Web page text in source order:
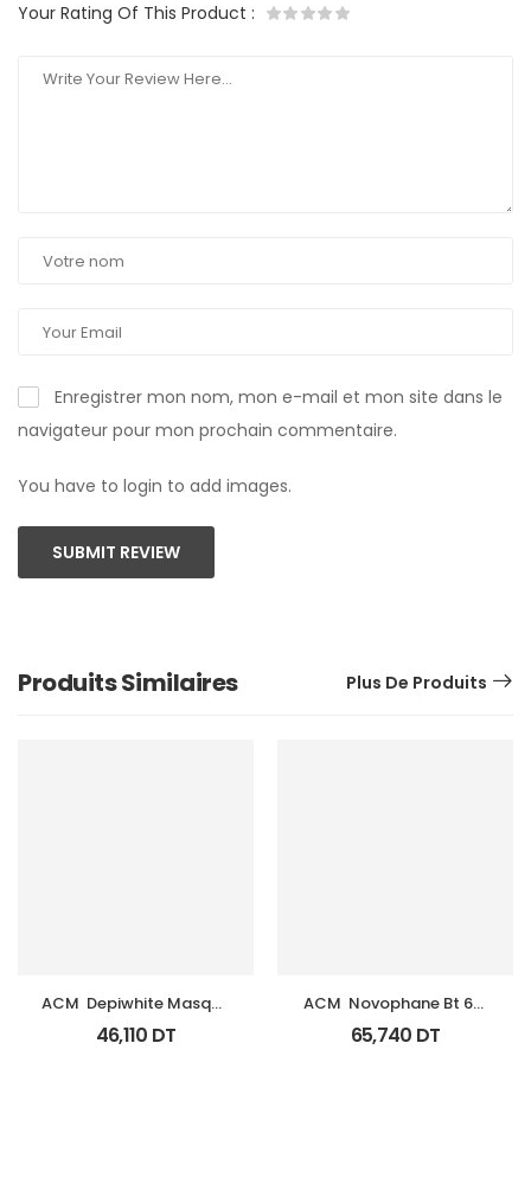
Your Rating Of This Product :
Enregistrer mon nom, mon e-mail et mon site dans le
navigateur pour mon prochain commentaire.
You have to login to add images.
SUBMIT REVIEW
Produits Similaires Plus De Produits
ACM  Depiwhite Masque
Tb 40Ml
46,110 DT
ACM  Novophane Bt 60
Gelules
65,740 DT